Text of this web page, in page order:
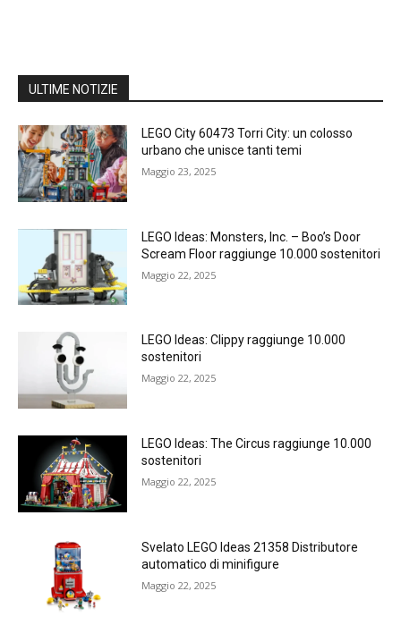
ULTIME NOTIZIE
LEGO City 60473 Torri City: un colosso
urbano che unisce tanti temi
Maggio 23, 2025
LEGO Ideas: Monsters, Inc. – Boo’s Door
Scream Floor raggiunge 10.000 sostenitori
Maggio 22, 2025
LEGO Ideas: Clippy raggiunge 10.000
sostenitori
Maggio 22, 2025
LEGO Ideas: The Circus raggiunge 10.000
sostenitori
Maggio 22, 2025
Svelato LEGO Ideas 21358 Distributore
automatico di minifigure
Maggio 22, 2025